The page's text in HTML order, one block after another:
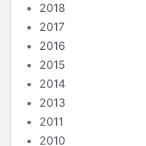
2018
2017
2016
2015
2014
2013
2011
2010